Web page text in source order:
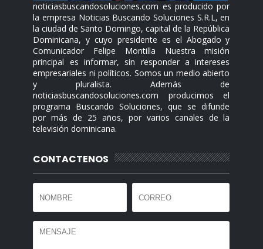
noticiasbuscandosoluciones.com es producido por
la empresa Noticias Buscando Soluciones S.R.L, en
la ciudad de Santo Domingo, capital de la República
Dominicana, y cuyo presidente es el Abogado y
Comunicador Felipe Montilla Nuestra misión
principal es informar, sin responder a intereses
empresariales ni políticos. Somos un medio abierto
y pluralista. Además de
noticiasbuscandosoluciones.com producimos el
programa Buscando Soluciones, que se difunde
por más de 25 años, por varios canales de la
televisión dominicana.
CONTACTENOS